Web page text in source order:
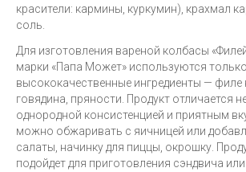
красители: кармины, куркумин), крахмал
соль.
Для изготовления вареной колбасы
марки «Папа Может» используются только
высококачественные ингредиенты — филе
говядина, пряности. Продукт отличается
однородной консистенцией и приятным
можно обжаривать с яичницей или
салаты, начинку для пиццы, окрошку.
подойдет для приготовления сэндвича